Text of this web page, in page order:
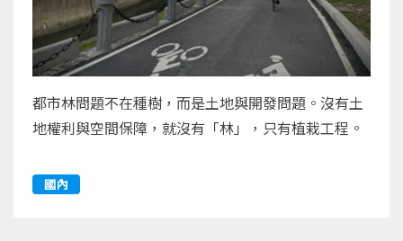
都市林問題不在種樹，而是土地與開發問題。沒有土
地權利與空間保障，就沒有「林」，只有植栽工程。
國內